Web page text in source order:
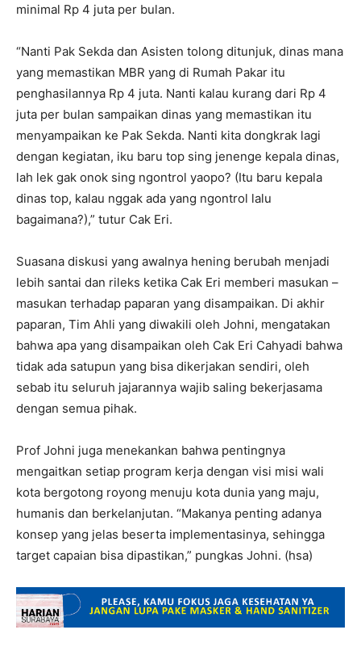
minimal Rp 4 juta per bulan.
“Nanti Pak Sekda dan Asisten tolong ditunjuk, dinas mana
yang memastikan MBR yang di Rumah Pakar itu
penghasilannya Rp 4 juta. Nanti kalau kurang dari Rp 4
juta per bulan sampaikan dinas yang memastikan itu
menyampaikan ke Pak Sekda. Nanti kita dongkrak lagi
dengan kegiatan, iku baru top sing jenenge kepala dinas,
lah lek gak onok sing ngontrol yaopo? (Itu baru kepala
dinas top, kalau nggak ada yang ngontrol lalu
bagaimana?),” tutur Cak Eri.
Suasana diskusi yang awalnya hening berubah menjadi
lebih santai dan rileks ketika Cak Eri memberi masukan –
masukan terhadap paparan yang disampaikan. Di akhir
paparan, Tim Ahli yang diwakili oleh Johni, mengatakan
bahwa apa yang disampaikan oleh Cak Eri Cahyadi bahwa
tidak ada satupun yang bisa dikerjakan sendiri, oleh
sebab itu seluruh jajarannya wajib saling bekerjasama
dengan semua pihak.
Prof Johni juga menekankan bahwa pentingnya
mengaitkan setiap program kerja dengan visi misi wali
kota bergotong royong menuju kota dunia yang maju,
humanis dan berkelanjutan. “Makanya penting adanya
konsep yang jelas beserta implementasinya, sehingga
target capaian bisa dipastikan,” pungkas Johni. (hsa)